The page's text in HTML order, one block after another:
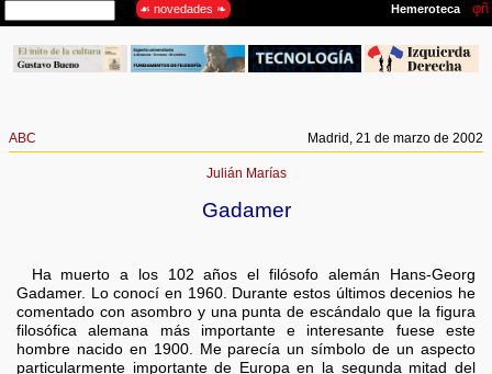
ABC Madrid, 21 de marzo de 2002
Julián Marías
Gadamer
Ha muerto a los 102 años el filósofo alemán Hans-Georg
Gadamer. Lo conocí en 1960. Durante estos últimos decenios he
comentado con asombro y una punta de escándalo que la figura
filosófica alemana más importante e interesante fuese este
hombre nacido en 1900. Me parecía un símbolo de un aspecto
particularmente importante de Europa en la segunda mitad del